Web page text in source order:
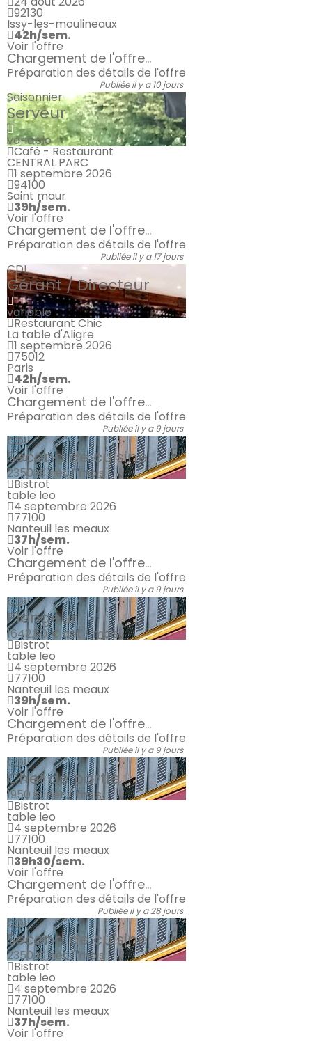
92130
Issy-les-moulineaux
42h/sem.
Voir l'offre
Chargement de l'offre...
Préparation des détails de l'offre
Publiée il y a 10 jours
Saisonnier
Serveur
variable
Café - Restaurant
CENTRAL PARC
1 septembre 2026
94100
Saint maur
39h/sem.
Voir l'offre
Chargement de l'offre...
Préparation des détails de l'offre
Publiée il y a 17 jours
CDI
Gérant / Directeur
variable
Restaurant Chic
La table d'Aligre
1 septembre 2026
75012
Paris
42h/sem.
Voir l'offre
Chargement de l'offre...
Préparation des détails de l'offre
Publiée il y a 9 jours
CDI
Second de cuisine
2350 €net / mois
Bistrot
table leo
4 septembre 2026
77100
Nanteuil les meaux
37h/sem.
Voir l'offre
Chargement de l'offre...
Préparation des détails de l'offre
Publiée il y a 9 jours
CDI
Plongeur
1642.50 €net / mois
Bistrot
table leo
4 septembre 2026
77100
Nanteuil les meaux
39h/sem.
Voir l'offre
Chargement de l'offre...
Préparation des détails de l'offre
Publiée il y a 9 jours
CDI
Chef de partie
1950 €net / mois
Bistrot
table leo
4 septembre 2026
77100
Nanteuil les meaux
39h30/sem.
Voir l'offre
Chargement de l'offre...
Préparation des détails de l'offre
Publiée il y a 28 jours
CDI
Second de cuisine
2350 €net / mois
Bistrot
table leo
4 septembre 2026
77100
Nanteuil les meaux
37h/sem.
Voir l'offre